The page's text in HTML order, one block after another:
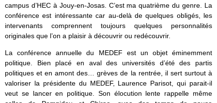
campus d’HEC à Jouy-en-Josas. C’est ma quatrième du genre. La
conférence est intéressante car au-delà de quelques obligés, les
intervenants comprennent toujours quelques personnalités
originales que l’on a plaisir à découvrir ou redécouvrir.
La conférence annuelle du MEDEF est un objet éminemment
politique. Bien placé en aval des universités d’été des partis
politiques et en amont des… grèves de la rentrée, il sert surtout à
valoriser la présidente du MEDEF, Laurence Parisot, qui parait-il
veut se lancer en politique. Son élocution lente rappelle même